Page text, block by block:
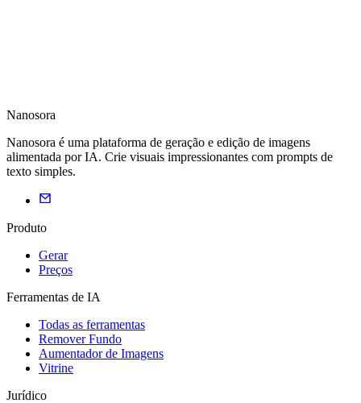
Nanosora
Nanosora é uma plataforma de geração e edição de imagens
alimentada por IA. Crie visuais impressionantes com prompts de
texto simples.
Produto
Gerar
Preços
Ferramentas de IA
Todas as ferramentas
Remover Fundo
Aumentador de Imagens
Vitrine
Jurídico